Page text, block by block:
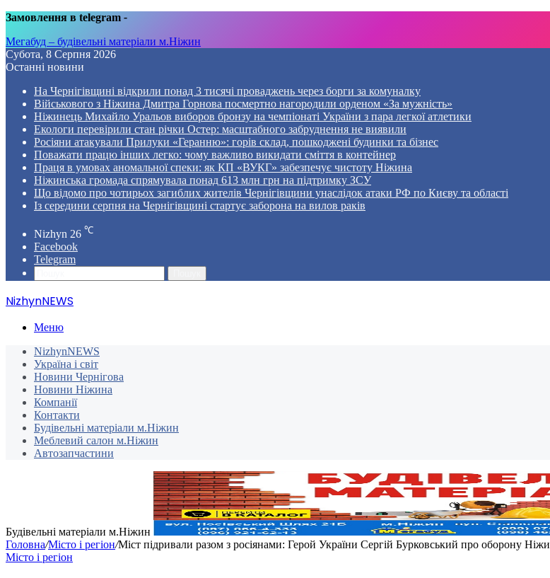
Замовлення в telegram -
Мегабуд – будівельні матеріали м.Ніжин
Субота, 8 Серпня 2026
Останні новини
На Чернігівщині відкрили понад 3 тисячі проваджень через борги за комуналку
Військового з Ніжина Дмитра Горнова посмертно нагородили орденом «За мужність»
Ніжинець Михайло Уральов виборов бронзу на чемпіонаті України з пара легкої атлетики
Екологи перевірили стан річки Остер: масштабного забруднення не виявили
Росіяни атакували Прилуки «Геранню»: горів склад, пошкоджені будинки та бізнес
Поважати працю інших легко: чому важливо викидати сміття в контейнер
Праця в умовах аномальної спеки: як КП «ВУКГ» забезпечує чистоту Ніжина
Ніжинська громада спрямувала понад 613 млн грн на підтримку ЗСУ
Що відомо про чотирьох загиблих жителів Чернігівщини унаслідок атаки РФ по Києву та області
Із середини серпня на Чернігівщині стартує заборона на вилов раків
Nizhyn 26 ℃
Facebook
Telegram
NizhynNEWS
Меню
NizhynNEWS
Україна і світ
Новини Чернігова
Новини Ніжина
Компанії
Контакти
Будівельні матеріали м.Ніжин
Меблевий салон м.Ніжин
Автозапчастини
Будівельні матеріали м.Ніжин
Головна/Місто і регіон/Міст підривали разом з росіянами: Герой України Сергій Бурковський про оборону
Місто і регіон